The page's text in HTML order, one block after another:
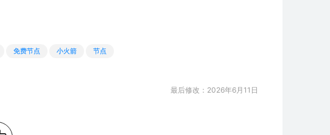
免费节点 小火箭 节点
最后修改：2026年6月11日